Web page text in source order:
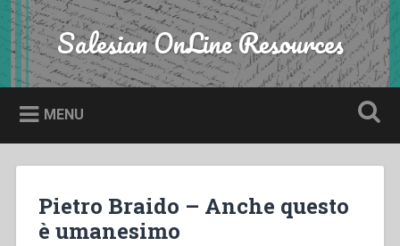
Skip
to
content
Search Salesian OnLine Resources
MENU
Pietro Braido – Anche questo
è umanesimo